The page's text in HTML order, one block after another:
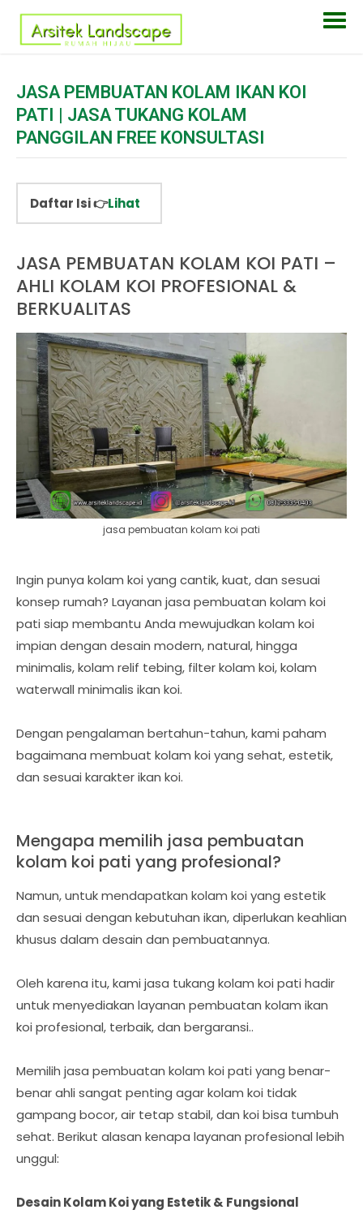
JASA PEMBUATAN KOLAM IKAN KOI
PATI | JASA TUKANG KOLAM
PANGGILAN FREE KONSULTASI
Daftar Isi 👉Lihat
JASA PEMBUATAN KOLAM KOI PATI –
AHLI KOLAM KOI PROFESIONAL &
BERKUALITAS
jasa pembuatan kolam koi pati
Ingin punya kolam koi yang cantik, kuat, dan sesuai
konsep rumah? Layanan jasa pembuatan kolam koi
pati siap membantu Anda mewujudkan kolam koi
impian dengan desain modern, natural, hingga
minimalis, kolam relif tebing, filter kolam koi, kolam
waterwall minimalis ikan koi.
Dengan pengalaman bertahun-tahun, kami paham
bagaimana membuat kolam koi yang sehat, estetik,
dan sesuai karakter ikan koi.
Mengapa memilih jasa pembuatan
kolam koi pati yang profesional?
Namun, untuk mendapatkan kolam koi yang estetik
dan sesuai dengan kebutuhan ikan, diperlukan keahlian
khusus dalam desain dan pembuatannya.
Oleh karena itu, kami jasa tukang kolam koi pati hadir
untuk menyediakan layanan pembuatan kolam ikan
koi profesional, terbaik, dan bergaransi..
Memilih jasa pembuatan kolam koi pati yang benar-
benar ahli sangat penting agar kolam koi tidak
gampang bocor, air tetap stabil, dan koi bisa tumbuh
sehat. Berikut alasan kenapa layanan profesional lebih
unggul:
Desain Kolam Koi yang Estetik & Fungsional